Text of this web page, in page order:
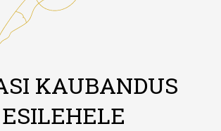
KAUBANDUS
ESILEHELE